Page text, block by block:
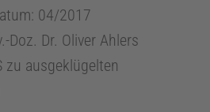
04/2017
Doz. Dr. Oliver Ahlers
zu ausgeklügelten